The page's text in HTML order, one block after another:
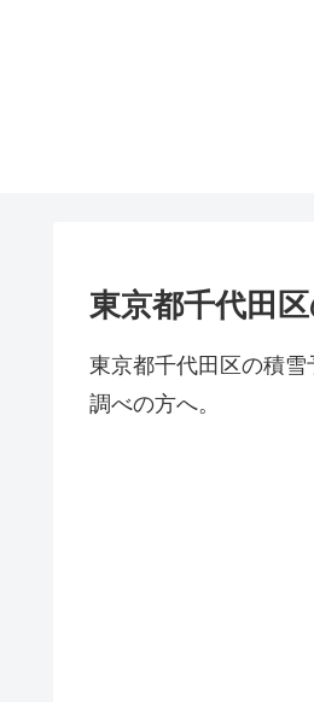
東京都千代田
東京都千代田区の積
調べの方へ。